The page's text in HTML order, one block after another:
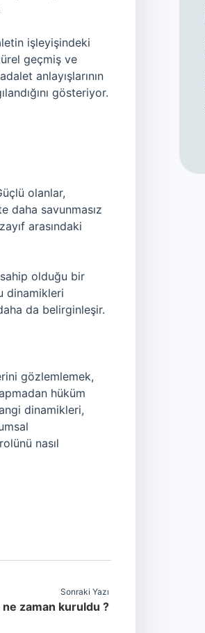
işleyişindeki
geçmiş ve
anlayışlarının
gösteriyor.
olanlar,
daha savunmasız
arasındaki
sahip olduğu bir
dinamikleri
da belirginleşir.
gözlemlemek,
hüküm
dinamikleri,
nasıl
Sonraki Yazı
ne zaman kuruldu ?